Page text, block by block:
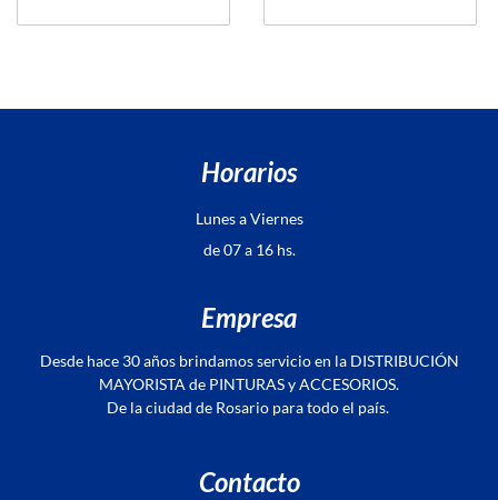
Horarios
Lunes a Viernes
de 07 a 16 hs.
Empresa
Desde hace 30 años brindamos servicio en la DISTRIBUCIÓN
MAYORISTA de PINTURAS y ACCESORIOS.
De la ciudad de Rosario para todo el país.
Contacto